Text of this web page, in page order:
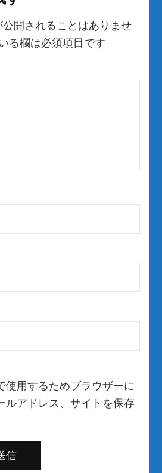
開されることはありませ
る欄は必須項目です
使用するためブラウザーに
ルアドレス、サイトを保存